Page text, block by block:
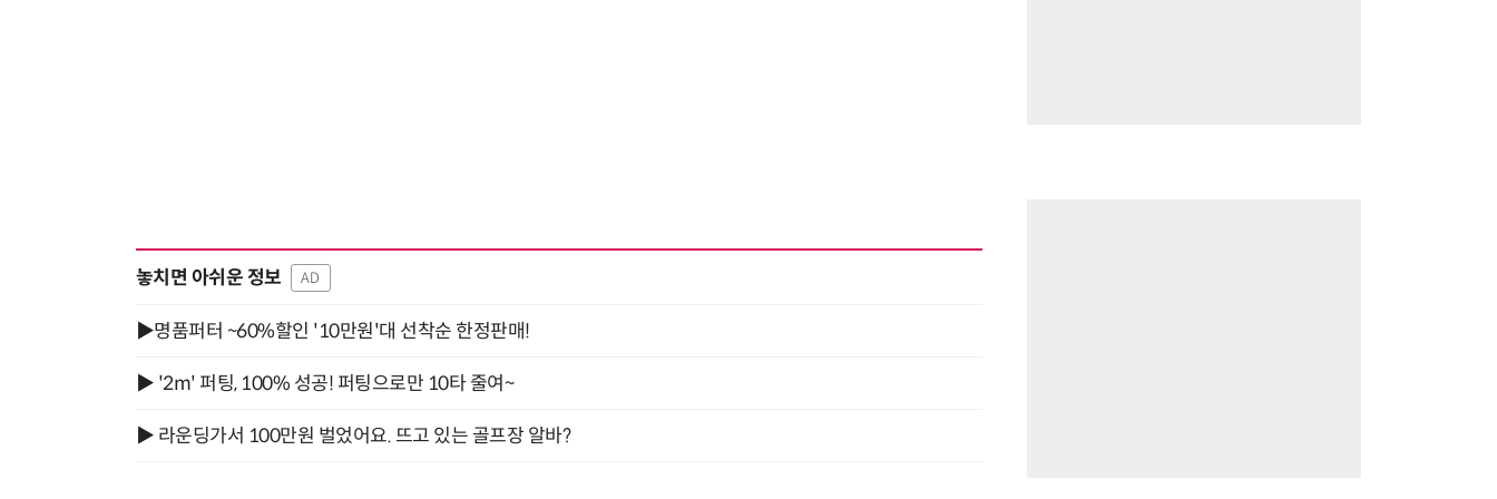
놓치면 아쉬운 정보 AD
▶명품퍼터 ~60%할인 '10만원'대 선착순 한정판매!
▶ '2m' 퍼팅, 100% 성공! 퍼팅으로만 10타 줄여~
▶ 라운딩가서 100만원 벌었어요. 뜨고 있는 골프장 알바?